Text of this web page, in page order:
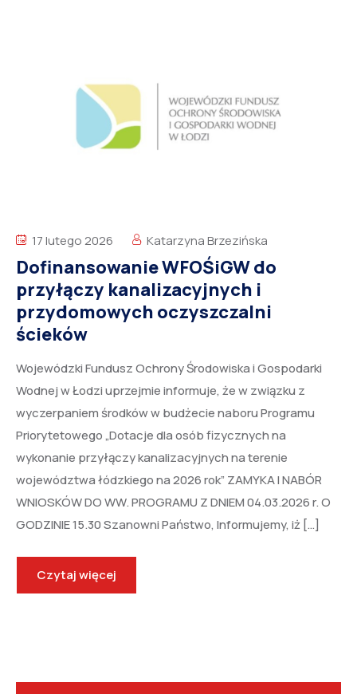
17 lutego 2026 Katarzyna Brzezińska
Dofinansowanie WFOŚiGW do
przyłączy kanalizacyjnych i
przydomowych oczyszczalni
ścieków
Wojewódzki Fundusz Ochrony Środowiska i Gospodarki
Wodnej w Łodzi uprzejmie informuje, że w związku z
wyczerpaniem środków w budżecie naboru Programu
Priorytetowego „Dotacje dla osób fizycznych na
wykonanie przyłączy kanalizacyjnych na terenie
województwa łódzkiego na 2026 rok” ZAMYKA I NABÓR
WNIOSKÓW DO WW. PROGRAMU Z DNIEM 04.03.2026 r. O
GODZINIE 15.30 Szanowni Państwo, Informujemy, iż […]
Czytaj więcej